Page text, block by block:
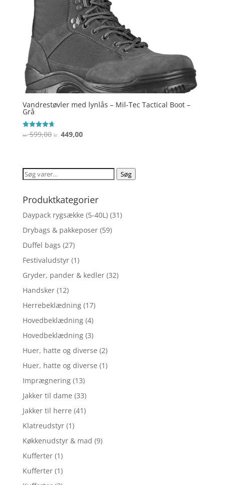
Vandrestøvler med lynlås – Mil-Tec Tactical Boot –
Grå
Vurderet
4.7
kr.599,00 Den
var:
kr. 599,00.
kr.449,00Den
er:
kr. 449,00.
Søg
Søg
Produktkategorier
Daypack rygsække (5-40L) (31)
Drybags & pakkeposer (59)
Duffel bags (27)
Festivaludstyr (1)
Gryder, pander & kedler (32)
Handsker (12)
Herrebeklædning (17)
Hovedbeklædning (4)
Hovedbeklædning (3)
Huer, hatte og diverse (2)
Huer, hatte og diverse (1)
Imprægnering (13)
Jakker til dame (33)
Jakker til herre (41)
Klatreudstyr (1)
Køkkenudstyr & mad (9)
Kufferter (1)
Kufferter (1)